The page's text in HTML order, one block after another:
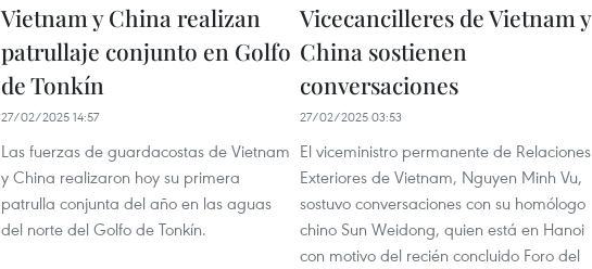
Vietnam y China realizan
patrullaje conjunto en Golfo
de Tonkín
27/02/2025 14:57
Las fuerzas de guardacostas de Vietnam
y China realizaron hoy su primera
patrulla conjunta del año en las aguas
del norte del Golfo de Tonkín.
Vicecancilleres de Vietnam y
China sostienen
conversaciones
27/02/2025 03:53
El viceministro permanente de Relaciones
Exteriores de Vietnam, Nguyen Minh Vu,
sostuvo conversaciones con su homólogo
chino Sun Weidong, quien está en Hanoi
con motivo del recién concluido Foro del